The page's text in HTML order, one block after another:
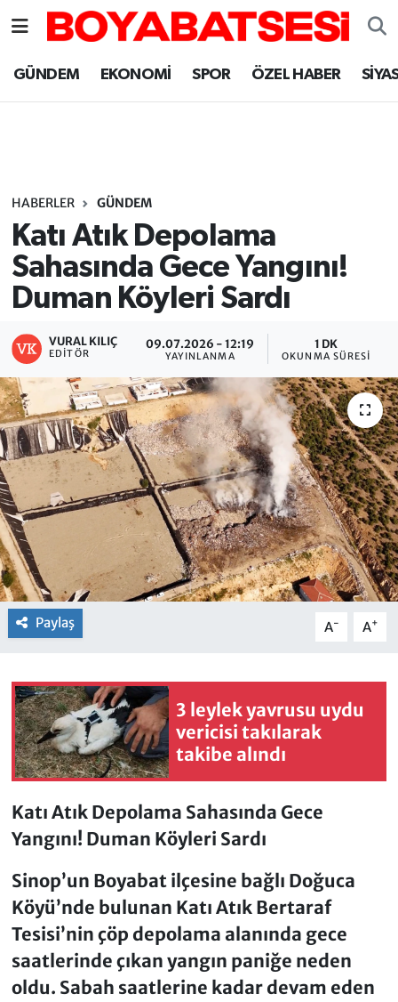
GÜNDEM EKONOMİ SPOR ÖZEL HABER
HABERLER GÜNDEM
Katı Atık Depolama
Sahasında Gece Yangını!
Duman Köyleri Sardı
VURAL KILIÇ
EDITÖR
09.07.2026 - 12:19
YAYINLANMA
1 DK
OKUNMA SÜRESI
Paylaş A- A+
3 leylek yavrusu uydu
vericisi takılarak
takibe alındı
Katı Atık Depolama Sahasında Gece
Yangını! Duman Köyleri Sardı
Sinop’un Boyabat ilçesine bağlı Doğuca
Köyü’nde bulunan Katı Atık Bertaraf
Tesisi’nin çöp depolama alanında gece
saatlerinde çıkan yangın paniğe neden
oldu. Sabah saatlerine kadar devam eden
Sinop Nöbetçi Eczaneler
Sinop Trafik Yoğunluk Haritası
Süper Lig Puan Durumu ve Fikstür
Tüm Manşetler
Son Dakika Haberleri
Haber Arşivi